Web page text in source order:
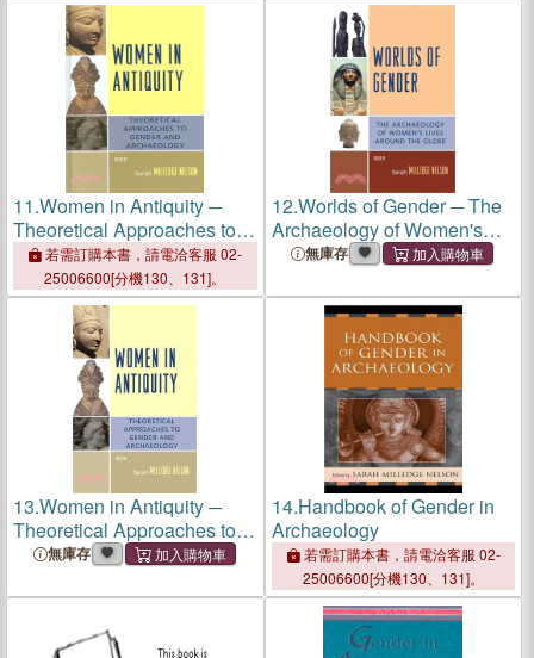
11.Women in Antiquity ─
Theoretical Approaches to
Gender and Archaeology
若需訂購本書，請電洽客服 02-
25006600[分機130、131]。
12.Worlds of Gender ─ The
Archaeology of Women's
Lives Around the Globe
無庫存
13.Women in Antiquity ─
Theoretical Approaches to
Gender and Archaeology
無庫存
14.Handbook of Gender in
Archaeology
若需訂購本書，請電洽客服 02-
25006600[分機130、131]。